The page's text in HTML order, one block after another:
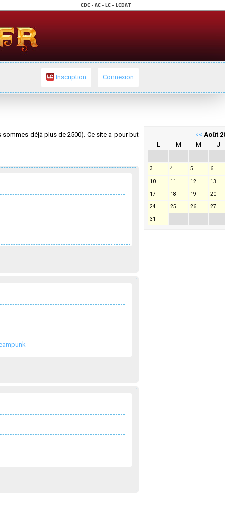
Inscription Connexion
déjà plus de 2500). Ce site a pour but << Août
L
M M J
3 4 5 6
10 11 12 13
17 18 19 20
24 25 26 27
31